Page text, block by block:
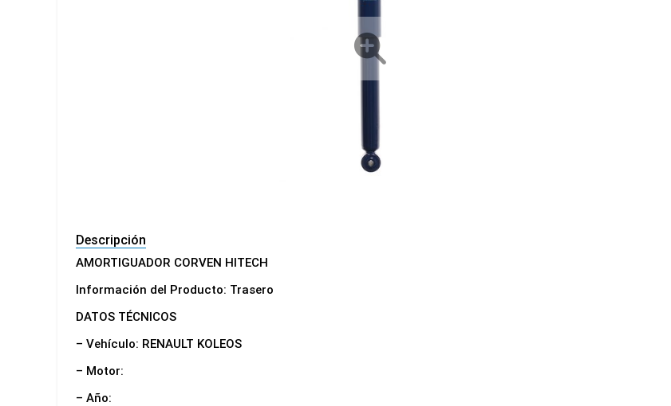
Descripción
AMORTIGUADOR CORVEN HITECH
Información del Producto: Trasero
DATOS TÉCNICOS
– Vehículo: RENAULT KOLEOS
– Motor:
– Año: